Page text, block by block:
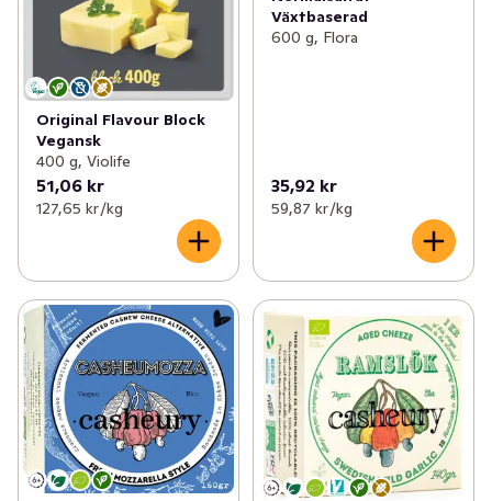
Original Flavour Block
Vegansk
400 g, Violife
51,06 kr
127,65 kr /kg
Växtbaserad
600 g, Flora
35,92 kr
59,87 kr /kg